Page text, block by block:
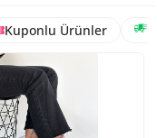
Kuponlu Ürünler